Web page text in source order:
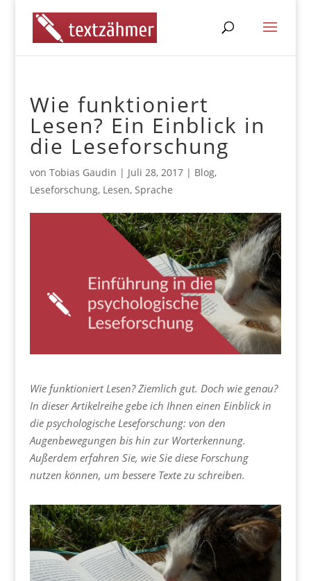
Wie funktioniert
Lesen? Ein Einblick in
die Leseforschung
von Tobias Gaudin | Juli 28, 2017| Blog,
Leseforschung, Lesen, Sprache
Wie funktioniert Lesen? Ziemlich gut. Doch wie genau?
In dieser Artikelreihe gebe ich Ihnen einen Einblick in
die psychologische Leseforschung: von den
Augenbewegungen bis hin zur Worterkennung.
Außerdem erfahren Sie, wie Sie diese Forschung
nutzen können, um bessere Texte zu schreiben.